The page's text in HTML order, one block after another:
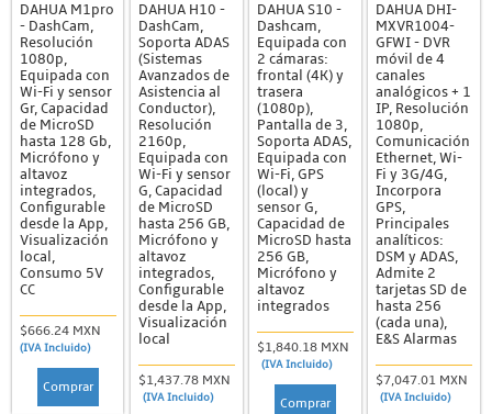
DAHUA M1pro
- DashCam,
Resolución
1080p,
Equipada con
Wi-Fi y sensor
Gr, Capacidad
de MicroSD
hasta 128 Gb,
Micrófono y
altavoz
integrados,
Configurable
desde la App,
Visualización
local,
Consumo 5V
CC
$666.24 MXN
(IVA Incluido)
Comprar
DAHUA H10 -
DashCam,
Soporta ADAS
(Sistemas
Avanzados de
Asistencia al
Conductor),
Resolución
2160p,
Equipada con
Wi-Fi y sensor
G, Capacidad
de MicroSD
hasta 256 GB,
Micrófono y
altavoz
integrados,
Configurable
desde la App,
Visualización
local
$1,437.78 MXN
(IVA Incluido)
DAHUA S10 -
Dashcam,
Equipada con
2 cámaras:
frontal (4K) y
trasera
(1080p),
Pantalla de 3,
Soporta ADAS,
Equipada con
Wi-Fi, GPS
(local) y
sensor G,
Capacidad de
MicroSD hasta
256 GB,
Micrófono y
altavoz
integrados
$1,840.18 MXN
(IVA Incluido)
Comprar
DAHUA DHI-
MXVR1004-
GFWI - DVR
móvil de 4
canales
analógicos + 1
IP, Resolución
1080p,
Comunicación
Ethernet, Wi-
Fi y 3G/4G,
Incorpora
GPS,
Principales
analíticos:
DSM y ADAS,
Admite 2
tarjetas SD de
hasta 256
(cada una),
E&S Alarmas
$7,047.01 MXN
(IVA Incluido)